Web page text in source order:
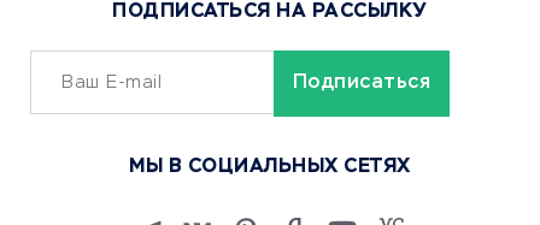
Сервисы доставки
ОБУЧЕНИЕ И РАБОТА
Изучение иностранных
ПОДПИСАТЬСЯ НА РАССЫЛКУ
МЫ В СОЦИАЛЬНЫХ СЕТЯХ